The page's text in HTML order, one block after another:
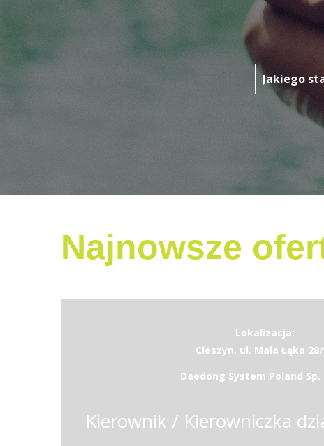
Najnowsze
Lokalizacja:
Cieszyn, ul. Mała Łąka
Daedong System Poland Sp.